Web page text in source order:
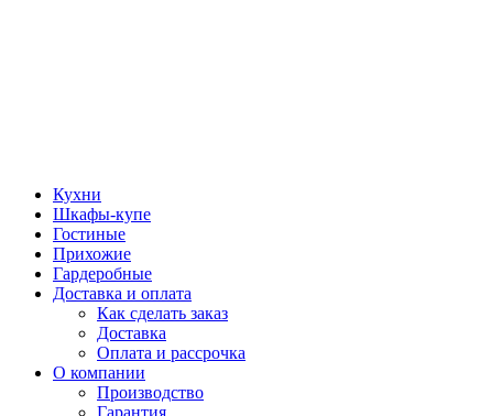
Кухни
Шкафы-купе
Гостиные
Прихожие
Гардеробные
Доставка и оплата
Как сделать заказ
Доставка
Оплата и рассрочка
О компании
Производство
Гарантия